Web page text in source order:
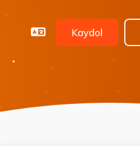
Kaydol